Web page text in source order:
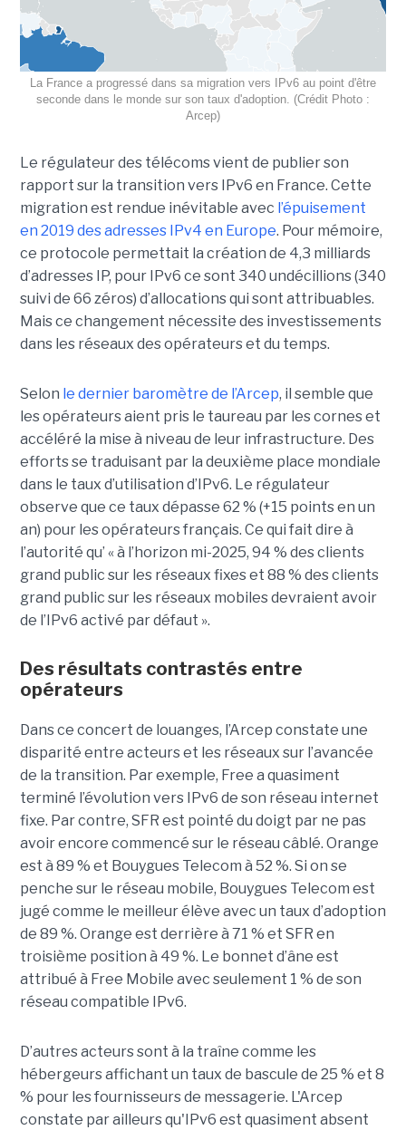
La France a progressé dans sa migration vers IPv6 au point d'être
seconde dans le monde sur son taux d'adoption. (Crédit Photo :
Arcep)
Le régulateur des télécoms vient de publier son
rapport sur la transition vers IPv6 en France. Cette
migration est rendue inévitable avec l’épuisement
en 2019 des adresses IPv4 en Europe. Pour mémoire,
ce protocole permettait la création de 4,3 milliards
d’adresses IP, pour IPv6 ce sont 340 undécillions (340
suivi de 66 zéros) d’allocations qui sont attribuables.
Mais ce changement nécessite des investissements
dans les réseaux des opérateurs et du temps.
Selon le dernier baromètre de l’Arcep, il semble que
les opérateurs aient pris le taureau par les cornes et
accéléré la mise à niveau de leur infrastructure. Des
efforts se traduisant par la deuxième place mondiale
dans le taux d’utilisation d’IPv6. Le régulateur
observe que ce taux dépasse 62 % (+15 points en un
an) pour les opérateurs français. Ce qui fait dire à
l’autorité qu’ « à l’horizon mi-2025, 94 % des clients
grand public sur les réseaux fixes et 88 % des clients
grand public sur les réseaux mobiles devraient avoir
de l’IPv6 activé par défaut ».
Des résultats contrastés entre
opérateurs
Dans ce concert de louanges, l’Arcep constate une
disparité entre acteurs et les réseaux sur l’avancée
de la transition. Par exemple, Free a quasiment
terminé l’évolution vers IPv6 de son réseau internet
fixe. Par contre, SFR est pointé du doigt par ne pas
avoir encore commencé sur le réseau câblé. Orange
est à 89 % et Bouygues Telecom à 52 %. Si on se
penche sur le réseau mobile, Bouygues Telecom est
jugé comme le meilleur élève avec un taux d’adoption
de 89 %. Orange est derrière à 71 % et SFR en
troisième position à 49 %. Le bonnet d’âne est
attribué à Free Mobile avec seulement 1 % de son
réseau compatible IPv6.
D’autres acteurs sont à la traîne comme les
hébergeurs affichant un taux de bascule de 25 % et 8
% pour les fournisseurs de messagerie. L'Arcep
constate par ailleurs qu'IPv6 est quasiment absent